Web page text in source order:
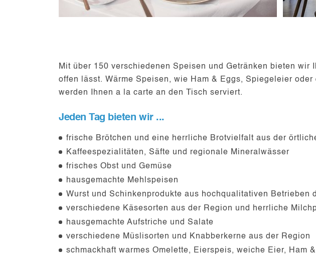
Mit über 150 verschiedenen Speisen und Getränken bieten
offen lässt. Wärme Speisen, wie Ham & Eggs, Spiegeleier
werden Ihnen a la carte an den Tisch serviert.
Jeden Tag bieten wir ...
frische Brötchen und eine herrliche Brotvielfalt aus der
Kaffeespezialitäten, Säfte und regionale Mineralwässer
frisches Obst und Gemüse
hausgemachte Mehlspeisen
Wurst und Schinkenprodukte aus hochqualitativen Betrieben
verschiedene Käsesorten aus der Region und herrliche
hausgemachte Aufstriche und Salate
verschiedene Müslisorten und Knabberkerne aus der Region
schmackhaft warmes Omelette, Eierspeis, weiche Eier, Ham